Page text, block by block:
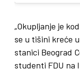
„Okupljanje je
se u tišini kreće
stanici Beograd
studenti FDU na